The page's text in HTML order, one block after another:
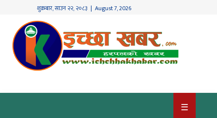
शुक्रबार,साउन २२, २०८३ | August 7, 2026
गृहपृष्ठ
देश
/
☰